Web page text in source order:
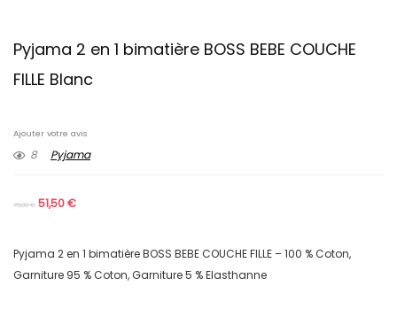
Pyjama 2 en 1 bimatière BOSS BEBE COUCHE
FILLE Blanc
Ajouter votre avis
8 Pyjama
79,00€ 51,50€
Pyjama 2 en 1 bimatière BOSS BEBE COUCHE FILLE – 100 % Coton,
Garniture 95 % Coton, Garniture 5 % Elasthanne